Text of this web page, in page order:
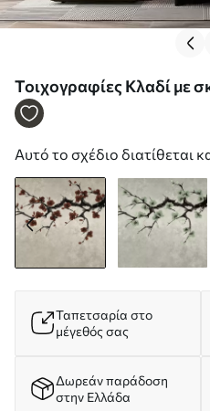
Τοιχογραφίες Κλαδί με
ουδέτερο φόντο Nr.
Αυτό το σχέδιο διατίθεται
Ταπετσαρία στο
μέγεθός σας
Δωρεάν παράδοση
στην Ελλάδα